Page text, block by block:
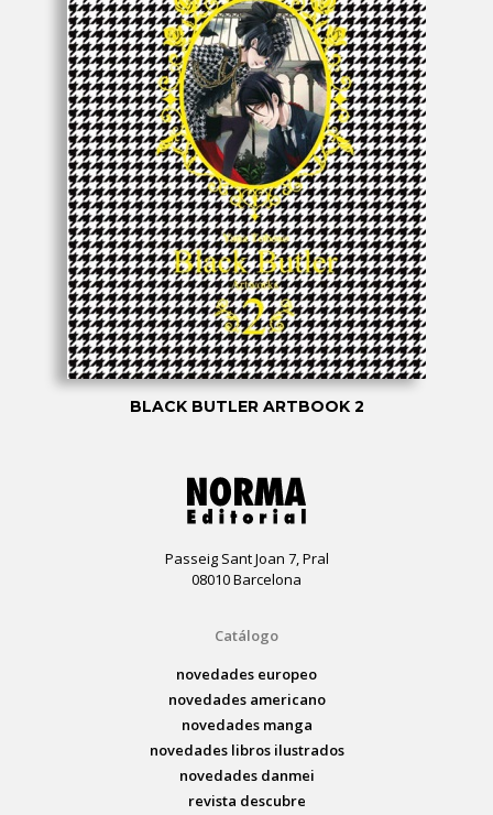
BLACK BUTLER ARTBOOK 2
Passeig Sant Joan 7, Pral
08010 Barcelona
Catálogo
novedades europeo
novedades americano
novedades manga
novedades libros ilustrados
novedades danmei
revista descubre